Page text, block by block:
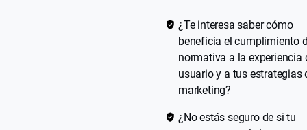
¿Te interesa saber cómo
beneficia el cumplimiento
normativa a la experiencia
usuario y a tus estrategias
marketing?
¿No estás seguro de si tu